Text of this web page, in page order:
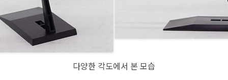
다양한 각도에서 본 모습